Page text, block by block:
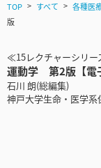
TOP すべて 各種医
版
≪15レクチャーシリ
運動学 第2版【電
石川 朗(総編集)
神戸大学生命・医学系